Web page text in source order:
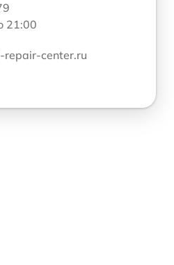
21:00
repair-center.ru